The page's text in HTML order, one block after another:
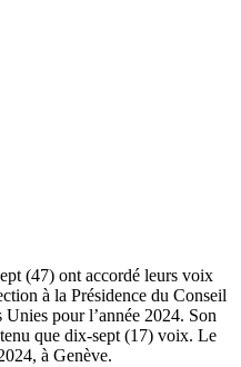
(47) ont accordé leurs voix
à la Présidence du Conseil
pour l’année 2024. Son
que dix-sept (17) voix. Le
à Genève.